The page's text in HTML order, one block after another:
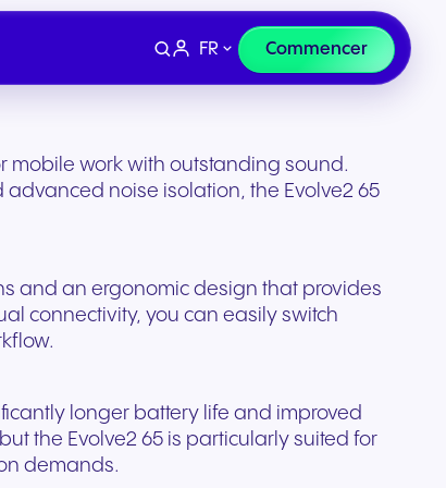
Appareils
Finance et droit
FR Commencer
mobile work with outstanding sound.
noise isolation, the Evolve2 65
and an ergonomic design that provides
connectivity, you can easily switch
longer battery life and improved
the Evolve2 65 is particularly suited for
demands.